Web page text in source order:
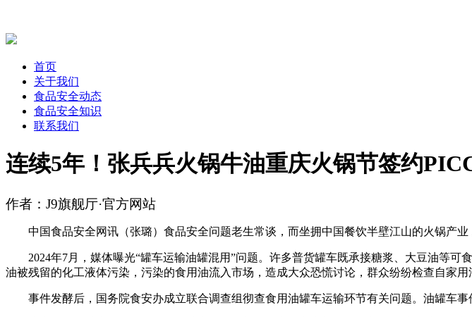
首页
关于我们
食品安全动态
食品安全知识
联系我们
连续5年！张兵兵火锅牛油重庆火锅节签约
作者：J9旗舰厅·官方网站
中国食品安全网讯（张璐）食品安全问题老生常谈，而坐拥中国餐饮半壁江山的火锅产业
2024年7月，媒体曝光“罐车运输油罐混用”问题。许多普货罐车既承接糖浆、大豆油等可
油被残留的化工液体污染，污染的食用油流入市场，造成大众恐慌讨论，群众纷纷检查自家用
事件发酵后，国务院食安办成立联合调查组彻查食用油罐车运输环节有关问题。油罐车事